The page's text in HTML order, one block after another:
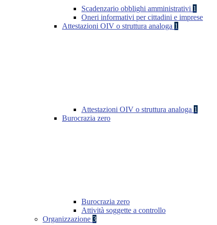
Scadenzario obblighi amministrativi 1
Oneri informativi per cittadini e imprese
Attestazioni OIV o struttura analoga 1
Attestazioni OIV o struttura analoga 1
Burocrazia zero
Burocrazia zero
Attività soggette a controllo
Organizzazione 3